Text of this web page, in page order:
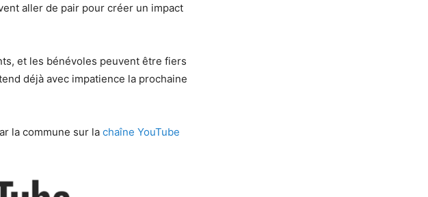
aller de pair pour créer un impact
et les bénévoles peuvent être fiers
déjà avec impatience la prochaine
la commune sur la chaîne YouTube